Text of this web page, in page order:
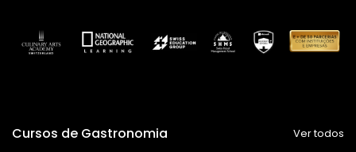
Cursos de Gastronomia Ver todos